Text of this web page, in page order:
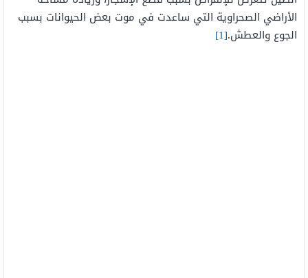
الأراضي الصحراوية التي ساعدت في موت بعض الحيوانات بسبب
الجوع والعطش.[1]